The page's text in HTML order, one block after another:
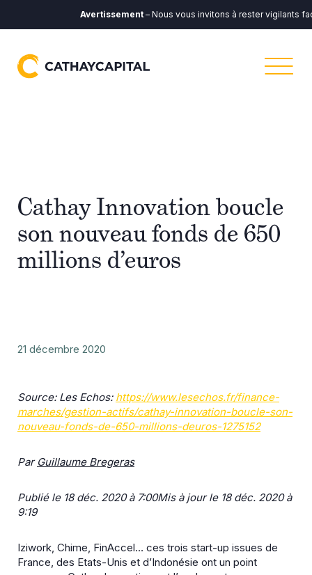
Avertissement– Nous vous invitons à rester vigilants
Cathay Innovation boucle
son nouveau fonds de 650
millions d’euros
21 décembre 2020
Source: Les Echos: https://www.lesechos.fr/finance-
marches/gestion-actifs/cathay-innovation-boucle-son-
nouveau-fonds-de-650-millions-deuros-1275152
Par Guillaume Bregeras
Publié le 18 déc. 2020 à 7:00Mis à jour le 18 déc. 2020 à
9:19
Iziwork, Chime, FinAccel… ces trois start-up issues de
France, des Etats-Unis et d’Indonésie ont un point